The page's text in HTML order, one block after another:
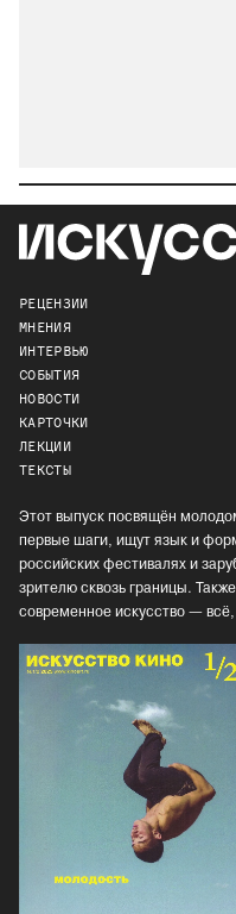
РЕЦЕНЗИИ
МНЕНИЯ
ИНТЕРВЬЮ
СОБЫТИЯ
НОВОСТИ
КАРТОЧКИ
ЛЕКЦИИ
ТЕКСТЫ
Этот выпуск посвящён
первые шаги, ищут язык и
российских фестивалях и
зрителю сквозь границы.
современное искусство —